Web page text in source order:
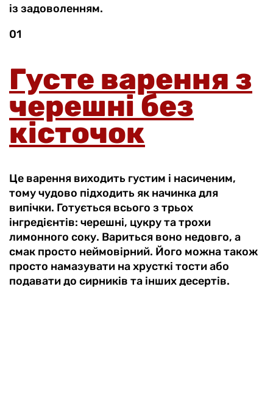
із задоволенням.
01
Густе варення з
черешні без
кісточок
Це варення виходить густим і насиченим,
тому чудово підходить як начинка для
випічки. Готується всього з трьох
інгредієнтів: черешні, цукру та трохи
лимонного соку. Вариться воно недовго, а
смак просто неймовірний. Його можна також
просто намазувати на хрусткі тости або
подавати до сирників та інших десертів.